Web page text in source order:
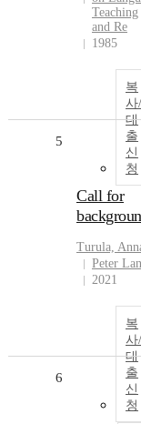
Teaching
and Re
1985
복
사/
대
출
신
청
5
Call for
Turula,
Peter
2021
복
사/
대
출
신
청
6